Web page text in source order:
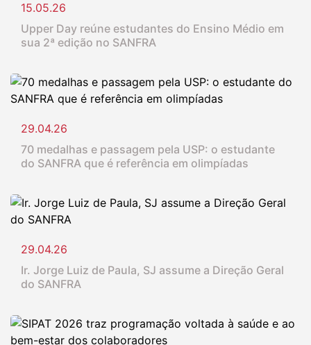
15.05.26
Upper Day reúne estudantes do Ensino Médio em
sua 2ª edição no SANFRA
29.04.26
70 medalhas e passagem pela USP: o estudante
do SANFRA que é referência em olimpíadas
29.04.26
Ir. Jorge Luiz de Paula, SJ assume a Direção Geral
do SANFRA